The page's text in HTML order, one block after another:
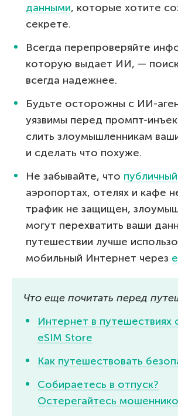
данными, которые хотите
секрете.
Всегда перепроверяйте
которую выдает ИИ, —
всегда надежнее.
Будьте осторожны с ИИ-
уязвимы перед промпт-
слить злоумышленникам
и сделать что похуже.
Не забывайте, что
аэропортах, отелях и кафе
трафик не защищен,
могут перехватить ваши
путешествии лучше
мобильный Интернет через
Что еще почитать перед
Интернет в путешествиях
eSIM Store
Как путешествовать
Собираетесь в отпуск?
Остерегайтесь